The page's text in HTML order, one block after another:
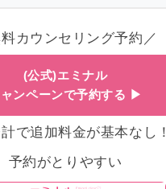
料カウンセリング予約／
(公式)エミナル
ンペーンで予約する ▶
で追加料金が基本なし！
予約がとりやすい